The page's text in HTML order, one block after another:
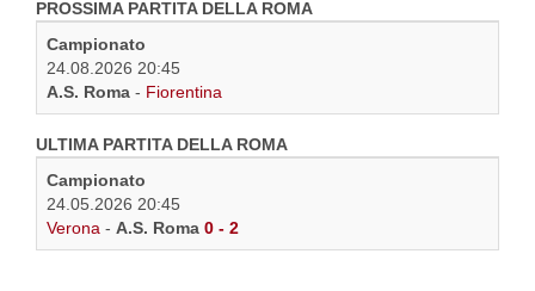
PROSSIMA PARTITA DELLA ROMA
Campionato
24.08.2026 20:45
A.S. Roma - Fiorentina
ULTIMA PARTITA DELLA ROMA
Campionato
24.05.2026 20:45
Verona - A.S. Roma 0 - 2